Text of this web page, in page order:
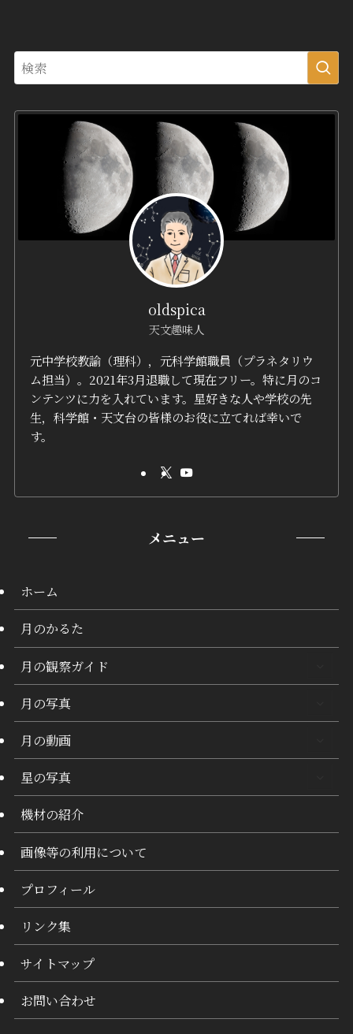
oldspica
天文趣味人
元中学校教諭（理科），元科学館職員（プラネタリウ
ム担当）。2021年3月退職して現在フリー。特に月のコ
ンテンツに力を入れています。星好きな人や学校の先
生，科学館・天文台の皆様のお役に立てれば幸いで
す。
メニュー
ホーム
月のかるた
月の観察ガイド
月の写真
月の動画
星の写真
機材の紹介
画像等の利用について
プロフィール
リンク集
サイトマップ
お問い合わせ